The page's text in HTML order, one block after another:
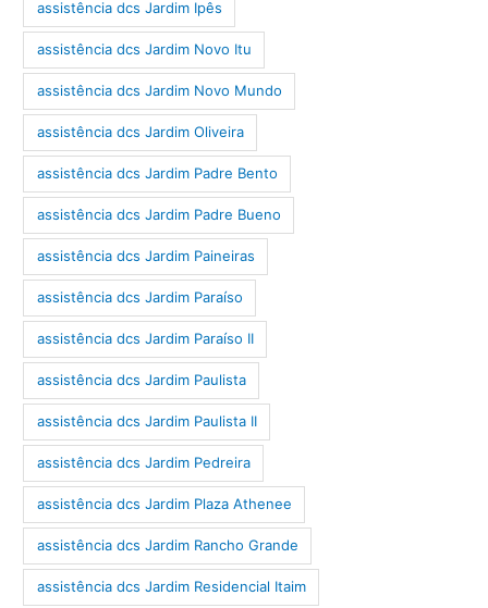
assistência dcs Jardim Ipês
assistência dcs Jardim Novo Itu
assistência dcs Jardim Novo Mundo
assistência dcs Jardim Oliveira
assistência dcs Jardim Padre Bento
assistência dcs Jardim Padre Bueno
assistência dcs Jardim Paineiras
assistência dcs Jardim Paraíso
assistência dcs Jardim Paraíso II
assistência dcs Jardim Paulista
assistência dcs Jardim Paulista II
assistência dcs Jardim Pedreira
assistência dcs Jardim Plaza Athenee
assistência dcs Jardim Rancho Grande
assistência dcs Jardim Residencial Itaim